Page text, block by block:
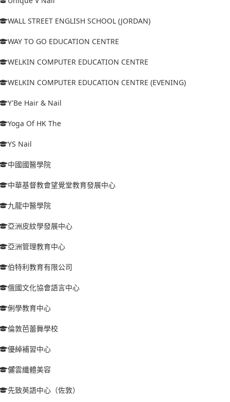
WALL STREET ENGLISH SCHOOL (JORDAN)
WAY TO GO EDUCATION CENTRE
WELKIN COMPUTER EDUCATION CENTRE
WELKIN COMPUTER EDUCATION CENTRE (EVENING)
Y'Be Hair & Nail
Yoga Of HK The
YS Nail
中國國醫學院
中華基督教會望覺堂教育發展中心
九龍中醫學院
亞洲皮紋學發展中心
亞洲管理教育中心
伯特利教育有限公司
俄國文化協會語言中心
俐學教育中心
倫敦芭蕾舞學校
優綽補習中心
儷雲纖體美容
先致英語中心（佐敦）